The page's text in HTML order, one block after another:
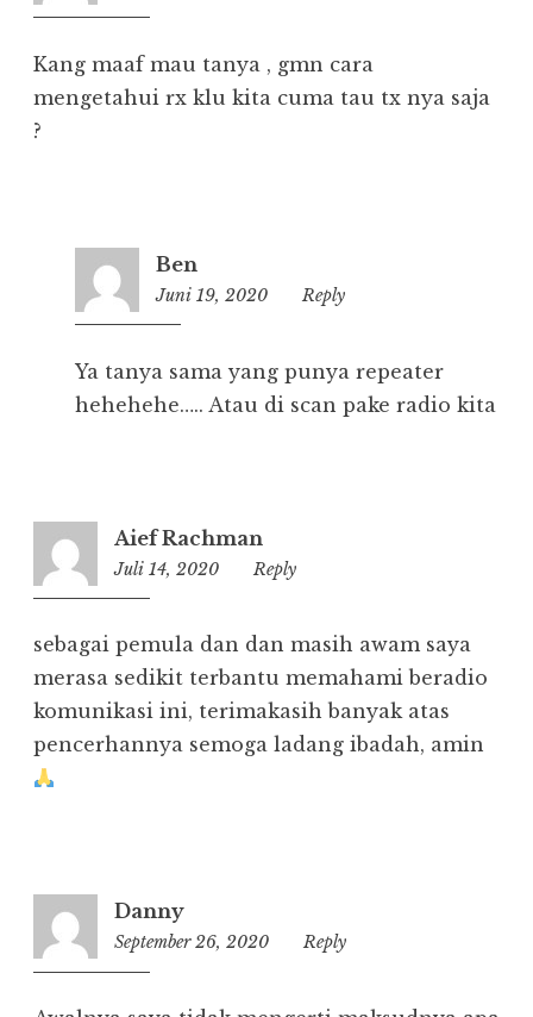
Kang maaf mau tanya , gmn cara
mengetahui rx klu kita cuma tau tx nya saja
?
Ben
Juni 19, 2020 09:16
Reply
Ya tanya sama yang punya repeater
hehehehe….. Atau di scan pake radio kita
Aief Rachman
Juli 14, 2020 23:44
Reply
sebagai pemula dan dan masih awam saya
merasa sedikit terbantu memahami beradio
komunikasi ini, terimakasih banyak atas
pencerhannya semoga ladang ibadah, amin
Danny
September 26, 2020 08:40
Reply